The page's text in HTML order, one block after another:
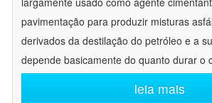
pavimentação para produzir misturas
derivados da destilação do petróleo e a
depende basicamente do quanto durar o
leia mais